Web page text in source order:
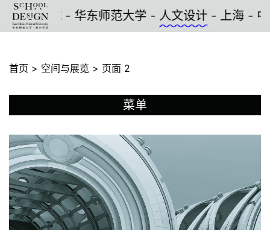
计学院 - 华东师范大学 -人文设计- 上海 - 中国
首页 > 空间与展览 > 页面 2
菜单